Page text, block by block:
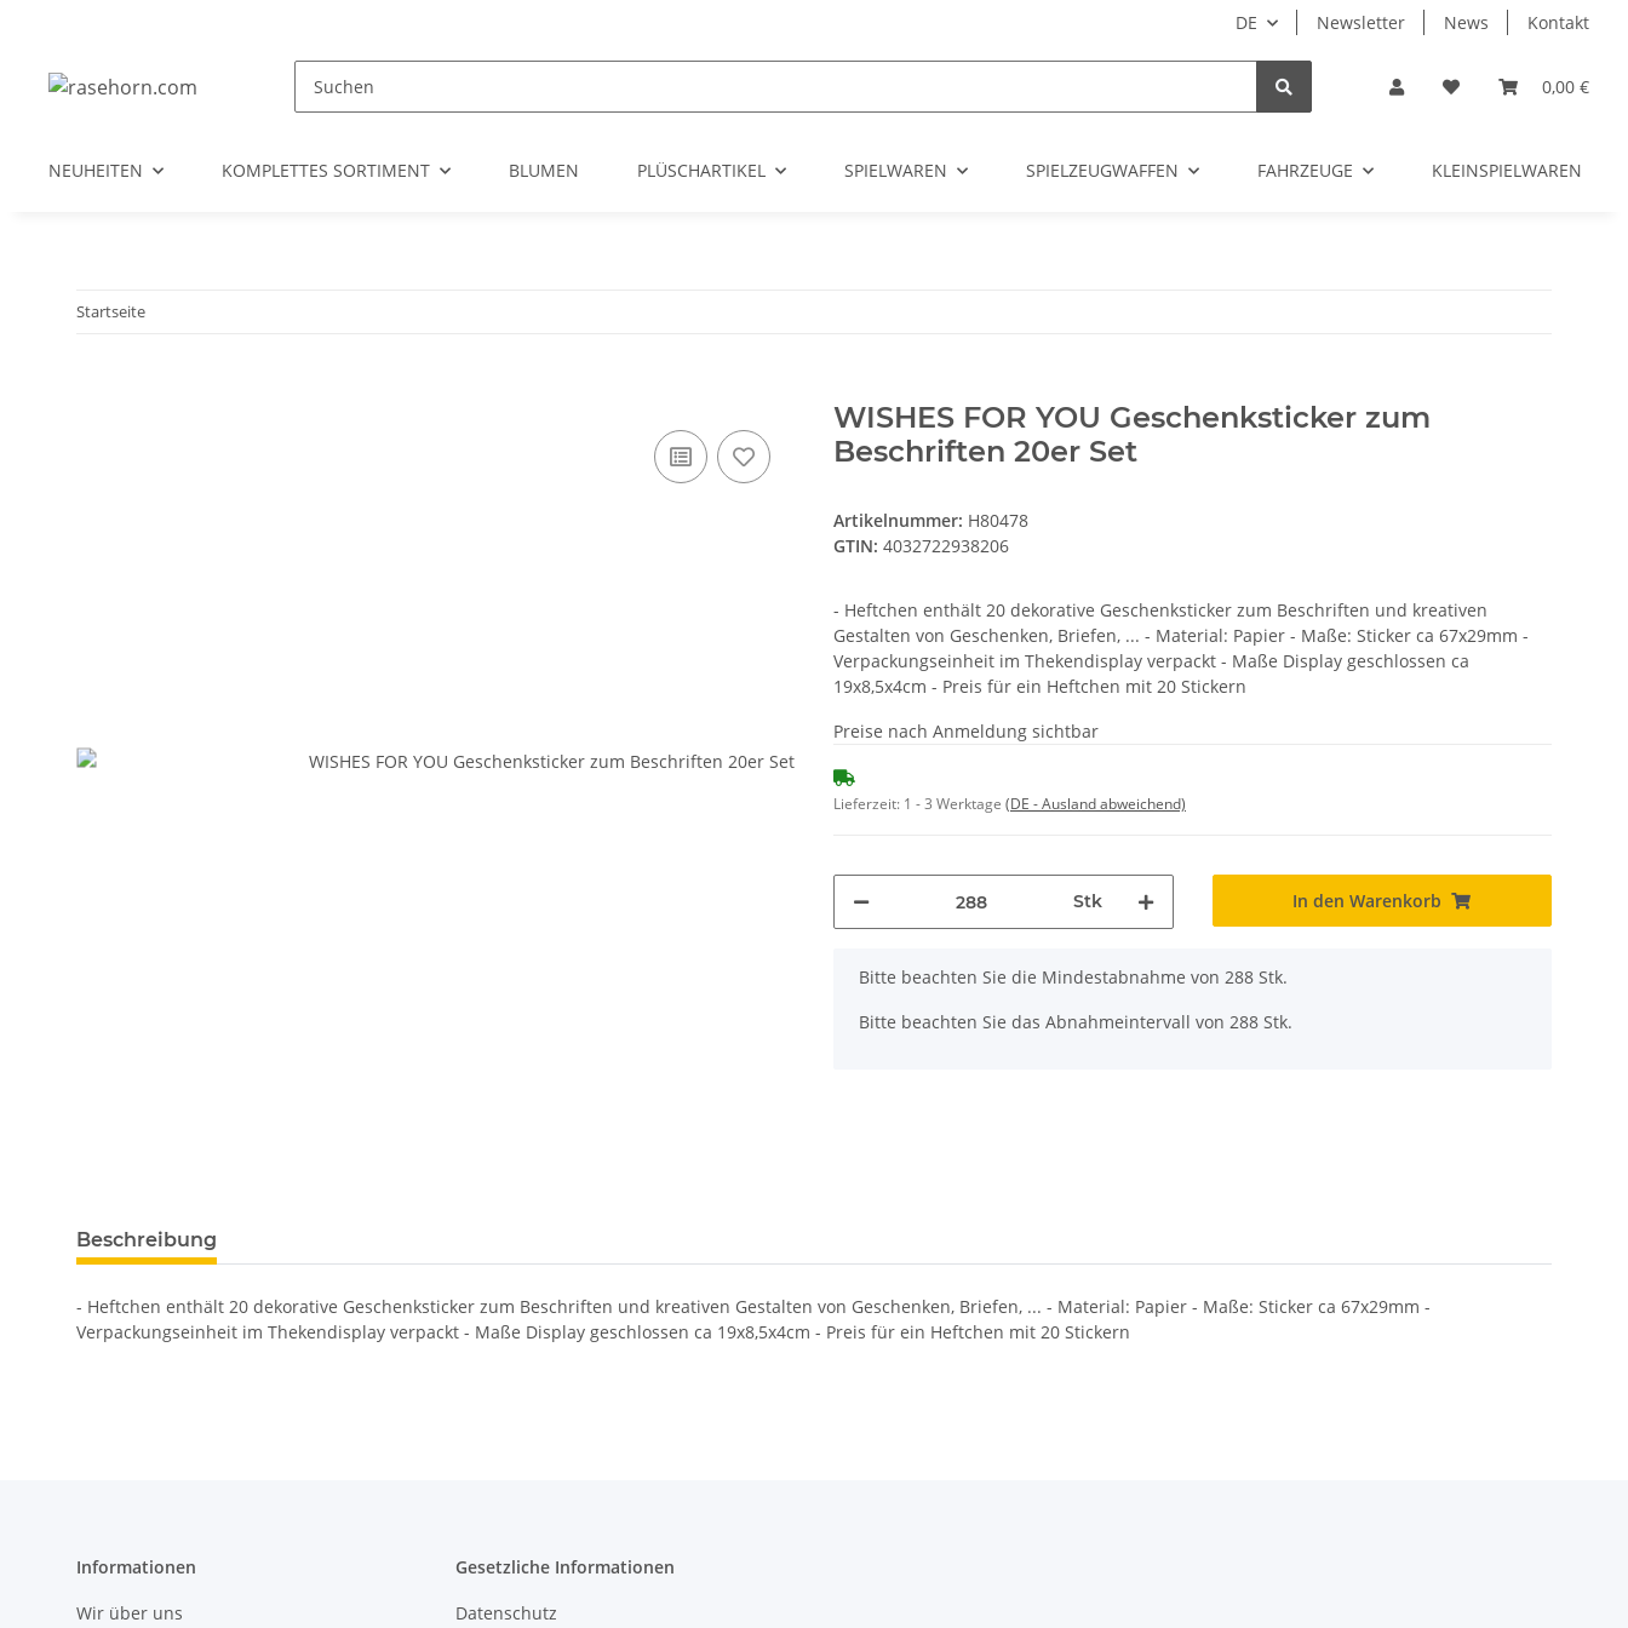
DE Newsletter News Kontakt
0,00 €
NEUHEITEN KOMPLETTES SORTIMENT BLUMEN PLÜSCHARTIKEL SPIELWAREN SPIELZEUGWAFFEN FAHRZEUGE KLEINSPIELWAREN
Startseite
WISHES FOR YOU Geschenksticker zum
Beschriften 20er Set
Artikelnummer: H80478
GTIN: 4032722938206
- Heftchen enthält 20 dekorative Geschenksticker zum Beschriften und kreativen
Gestalten von Geschenken, Briefen, ... - Material: Papier - Maße: Sticker ca 67x29mm -
Verpackungseinheit im Thekendisplay verpackt - Maße Display geschlossen ca
19x8,5x4cm - Preis für ein Heftchen mit 20 Stickern
Preise nach Anmeldung sichtbar
Lieferzeit: 1 - 3 Werktage (DE - Ausland abweichend)
Stk In den Warenkorb
x
Bitte beachten Sie die Mindestabnahme von 288 Stk.
Bitte beachten Sie das Abnahmeintervall von 288 Stk.
Beschreibung
- Heftchen enthält 20 dekorative Geschenksticker zum Beschriften und kreativen Gestalten von Geschenken, Briefen, ... - Material: Papier - Maße: Sticker ca 67x29mm -
Verpackungseinheit im Thekendisplay verpackt - Maße Display geschlossen ca 19x8,5x4cm - Preis für ein Heftchen mit 20 Stickern
Informationen
Wir über uns
Gesetzliche Informationen
Datenschutz